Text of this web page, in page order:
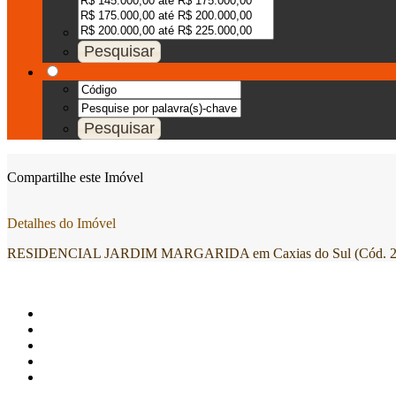
Compartilhe este Imóvel
Detalhes do Imóvel
RESIDENCIAL JARDIM MARGARIDA em Caxias do Sul (Cód.